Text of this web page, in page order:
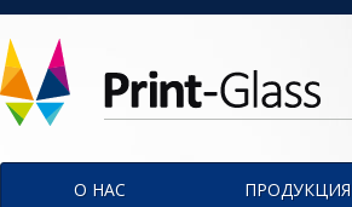
Menu
О НАС ПРОДУКЦИЯ